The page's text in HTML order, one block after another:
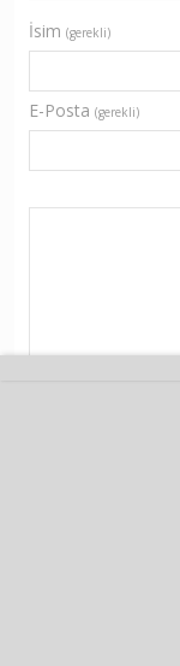
İsim (gerekli)
E-Posta (gerekli)